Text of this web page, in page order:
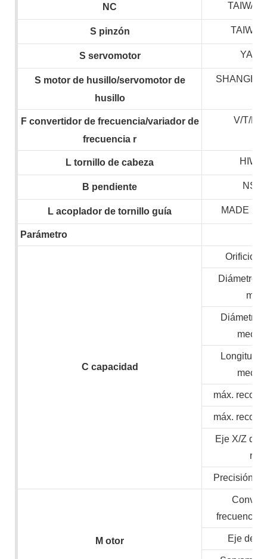
NC TAIWAN
S pinzón
S servomotor
S motor de husillo/servomotor de
husillo
Fconvertidor de frecuencia/variador de
frecuencia r
V/T/
L tornillo de cabeza
B pendiente
L acoplador de tornillo guía MADE IN
Parámetro
C capacidad
Orificio
Diámetro
Diámetro
Longitud
máx.
máx.
Eje X/Z de
Precisión
M otor
frecuencia/
Eje de